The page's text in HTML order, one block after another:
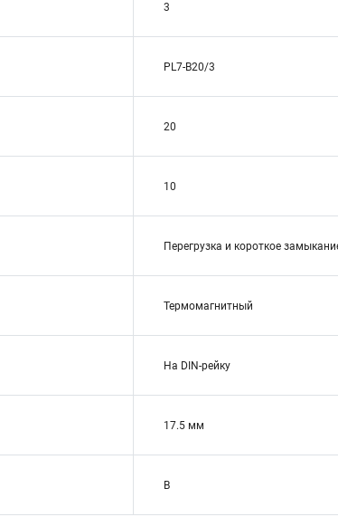
3
PL7-B20/3
20
10
Перегрузка и короткое
Термомагнитный
На DIN-рейку
17.5 мм
B